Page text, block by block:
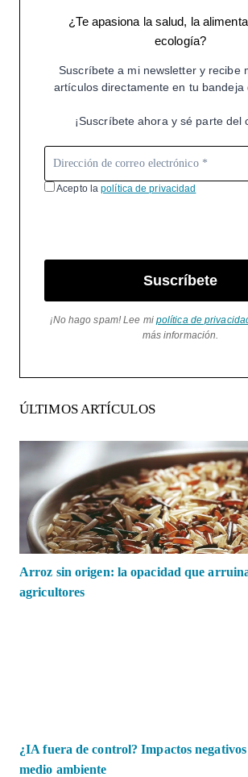
¿Te apasiona la salud, la
ecología?
Suscríbete a mi newsletter y recibe
artículos directamente en tu bandeja
¡Suscríbete ahora y sé parte del
Acepto lapolítica de privacidad
Suscríbete
¡No hago spam! Lee mi política de
más información.
ÚLTIMOS ARTÍCULOS
Arroz sin origen: la opacidad que
agricultores
¿IA fuera de control? Impactos
medio ambiente